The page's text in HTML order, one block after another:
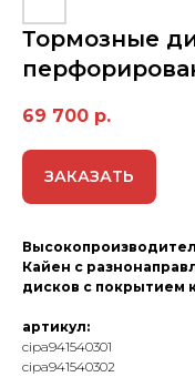
Тормозные
69 700 р.
ЗАКАЗАТЬ
Кайен с
дисков с покрытием
артикул:
cipa941540301
cipa941540302